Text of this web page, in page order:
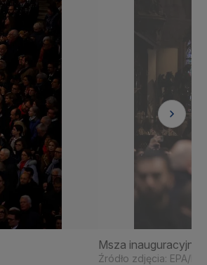
Msza inauguracyjna
Źródło zdjęcia: EPA/PAP